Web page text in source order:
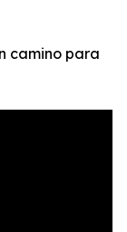
camino para